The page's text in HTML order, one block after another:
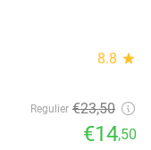
8.8 star
Regulier €23,50
€14,50